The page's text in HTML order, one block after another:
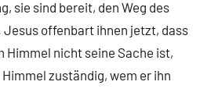
sie sind bereit, den Weg des
offenbart ihnen jetzt, dass
Himmel nicht seine Sache ist,
zuständig, wem er ihn